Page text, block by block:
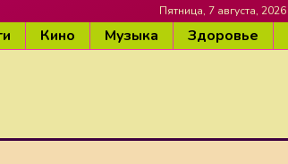
Пятница, 7 августа, 2026
Кино Музыка Здоровье